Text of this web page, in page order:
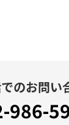
のお問い
986-